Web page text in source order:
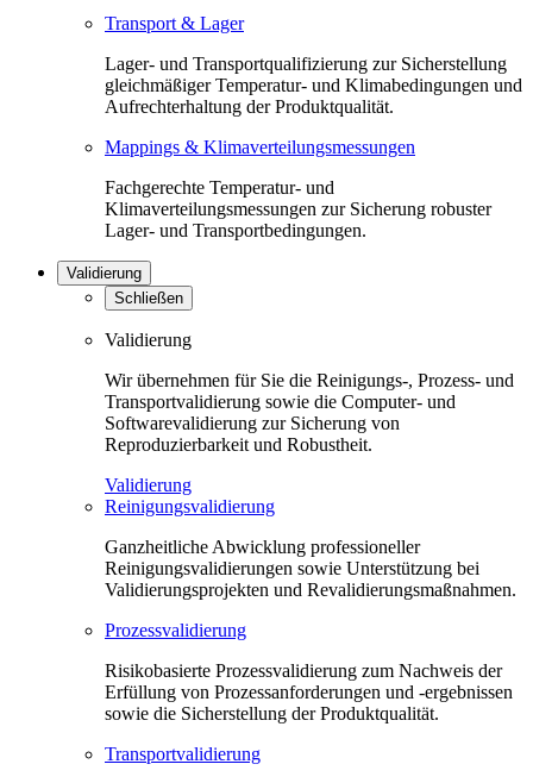
Transport & Lager
Lager- und Transportqualifizierung zur Sicherstellung
gleichmäßiger Temperatur- und Klimabedingungen und
Aufrechterhaltung der Produktqualität.
Mappings & Klimaverteilungsmessungen
Fachgerechte Temperatur- und
Klimaverteilungsmessungen zur Sicherung robuster
Lager- und Transportbedingungen.
Validierung
Schließen
Validierung
Wir übernehmen für Sie die Reinigungs-, Prozess- und
Transportvalidierung sowie die Computer- und
Softwarevalidierung zur Sicherung von
Reproduzierbarkeit und Robustheit.
Validierung
Reinigungsvalidierung
Ganzheitliche Abwicklung professioneller
Reinigungsvalidierungen sowie Unterstützung bei
Validierungsprojekten und Revalidierungsmaßnahmen.
Prozessvalidierung
Risikobasierte Prozessvalidierung zum Nachweis der
Erfüllung von Prozessanforderungen und -ergebnissen
sowie die Sicherstellung der Produktqualität.
Transportvalidierung